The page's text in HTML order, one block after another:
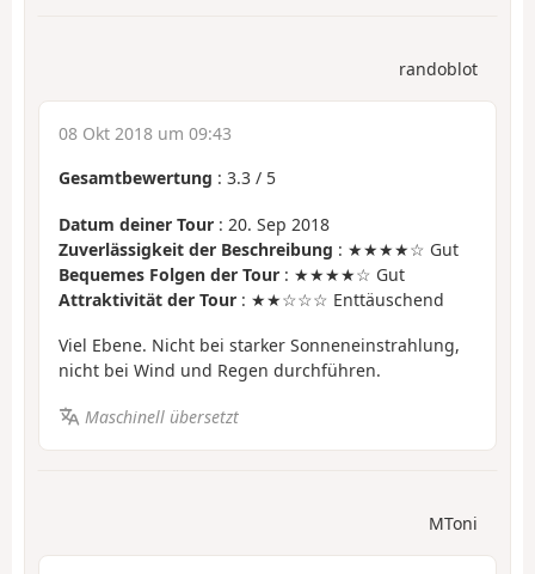
randoblot
08 Okt 2018 um 09:43
Gesamtbewertung : 3.3 / 5
Datum deiner Tour : 20. Sep 2018
Zuverlässigkeit der Beschreibung : ★★★★☆ Gut
Bequemes Folgen der Tour : ★★★★☆ Gut
Attraktivität der Tour : ★★☆☆☆ Enttäuschend
Viel Ebene. Nicht bei starker Sonneneinstrahlung,
nicht bei Wind und Regen durchführen.
Maschinell übersetzt
MToni